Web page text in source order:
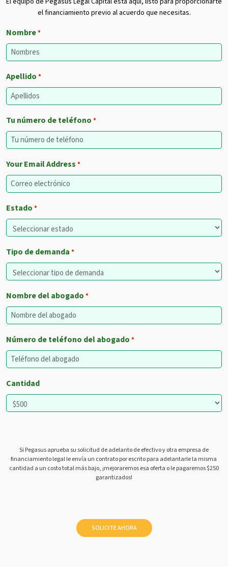
el financiamiento previo al acuerdo que necesitas.
Nombre*
Apellido *
Tu número de teléfono *
Your Email Address *
Estado *
Tipo de demanda *
Nombre del abogado *
Número de teléfono del abogado *
Cantidad
Si Pegasus aprueba su solicitud de adelanto de efectivo y otra empresa de
financiamiento legal le envía un contrato por escrito para adelantarle la misma
cantidad a un costo total más bajo, ¡mejoraremos esa oferta o le pagaremos $250
garantizados!